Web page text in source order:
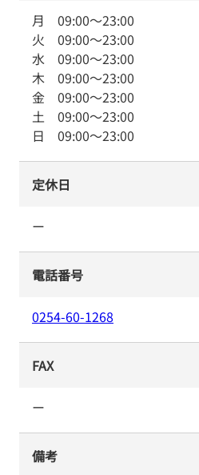
月 09:00～23:00
火 09:00～23:00
水 09:00～23:00
木 09:00～23:00
金 09:00～23:00
土 09:00～23:00
日 09:00～23:00
定休日
ー
電話番号
0254-60-1268
FAX
ー
備考